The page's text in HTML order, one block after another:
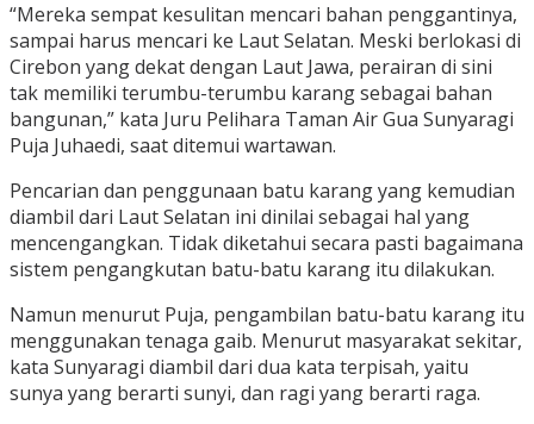
“Mereka sempat kesulitan mencari bahan penggantinya,
sampai harus mencari ke Laut Selatan. Meski berlokasi di
Cirebon yang dekat dengan Laut Jawa, perairan di sini
tak memiliki terumbu-terumbu karang sebagai bahan
bangunan,” kata Juru Pelihara Taman Air Gua Sunyaragi
Puja Juhaedi, saat ditemui wartawan.
Pencarian dan penggunaan batu karang yang kemudian
diambil dari Laut Selatan ini dinilai sebagai hal yang
mencengangkan. Tidak diketahui secara pasti bagaimana
sistem pengangkutan batu-batu karang itu dilakukan.
Namun menurut Puja, pengambilan batu-batu karang itu
menggunakan tenaga gaib. Menurut masyarakat sekitar,
kata Sunyaragi diambil dari dua kata terpisah, yaitu
sunya yang berarti sunyi, dan ragi yang berarti raga.